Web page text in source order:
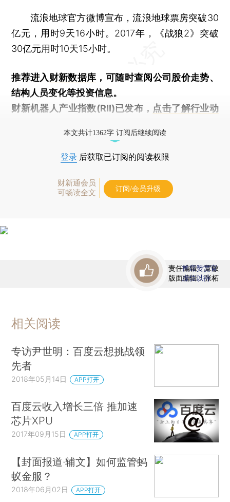
流浪地球官方微博宣布，流浪地球票房突破30
亿元，用时9天16小时。2017年，《战狼2》突破
30亿元用时10天15小时。
推荐进入财新数据库 ，可随时查阅公司股价走势、
结构人员变化等投资信息。
财新机器人产业指数(RII)已发布， 点击了解行业动
本文共计1362字 订阅后继续阅读
登录 后获取已订阅的阅读权限
财新通会员
可畅读全文
订阅/会员升级
责任编辑：覃敏
版面编辑：张柘
首席赞赏官
虚位以待
相关阅读
专访尹世明：百度云想挑战领
先者
2018年05月14日 APP打开
百度云收入增长三倍 推加速
芯片XPU
2017年09月15日 APP打开
【封面报道·辅文】如何监管蚂
蚁金服？
2018年06月02日 APP打开